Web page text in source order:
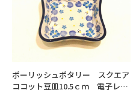
ポーリッシュポタリー スクエア
ココット豆皿10.5ｃｍ 電子レン